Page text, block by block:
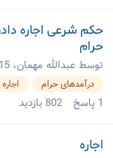
حکم شرعی اجاره
حرام
توسط عبدالله مهمان، 15 فروردین 1401
درآمدهای حرام اجاره
1 پاسخ 802بازدید
اجاره